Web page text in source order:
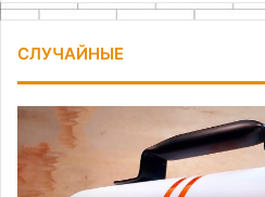
СЛУЧАЙНЫЕ
Как
сделать
ящик
для